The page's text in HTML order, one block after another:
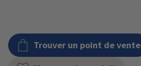
Trouver un point de vente